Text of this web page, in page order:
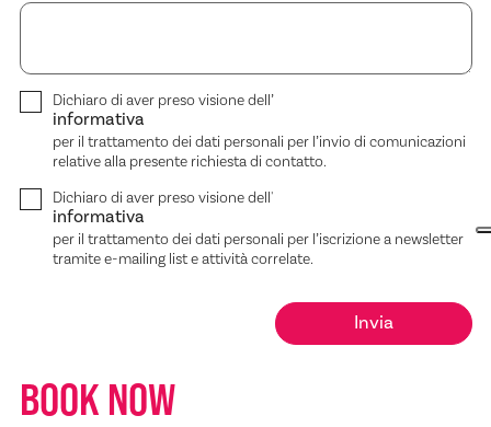
Dichiaro di aver preso visione dell’
informativa
per il trattamento dei dati personali per l’invio di comunicazioni
relative alla presente richiesta di contatto.
Dichiaro di aver preso visione dell'
informativa
per il trattamento dei dati personali per l’iscrizione a newsletter
tramite e-mailing list e attività correlate.
BOOK NOW